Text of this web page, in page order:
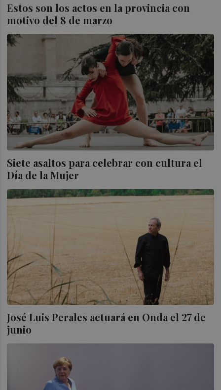
Estos son los actos en la provincia con
motivo del 8 de marzo
Siete asaltos para celebrar con cultura el
Día de la Mujer
José Luis Perales actuará en Onda el 27 de
junio